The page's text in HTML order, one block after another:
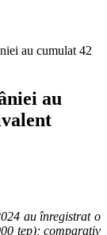
au cumulat 42
au
au înregistrat o
tep); comparativ